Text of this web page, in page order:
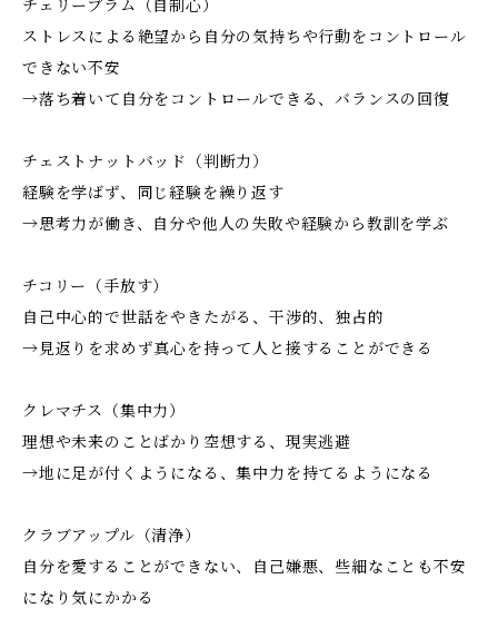
チェリープラム（自制心）
ストレスによる絶望から自分の気持ちや行動をコントロール
できない不安
→落ち着いて自分をコントロールできる、バランスの回復
チェストナットバッド（判断力）
経験を学ばず、同じ経験を繰り返す
→思考力が働き、自分や他人の失敗や経験から教訓を学ぶ
チコリー（手放す）
自己中心的で世話をやきたがる、干渉的、独占的
→見返りを求めず真心を持って人と接することができる
クレマチス（集中力）
理想や未来のことばかり空想する、現実逃避
→地に足が付くようになる、集中力を持てるようになる
クラブアップル（清浄）
自分を愛することができない、自己嫌悪、些細なことも不安
になり気にかかる